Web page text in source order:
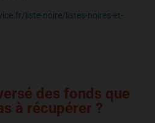
liste-noire/listes-noires-et-
des fonds que
à récupérer ?